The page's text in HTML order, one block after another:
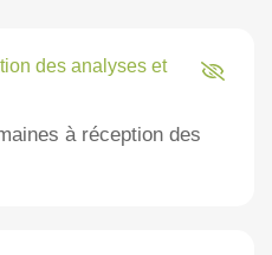
des analyses et
à réception des